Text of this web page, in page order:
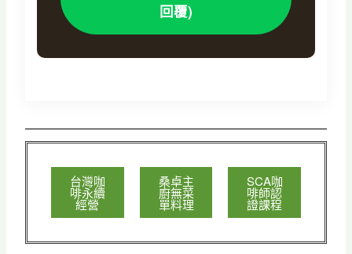
回覆)
台灣咖
啡永續
經營
桑卓主
廚無菜
單料理
SCA咖
啡師認
證課程